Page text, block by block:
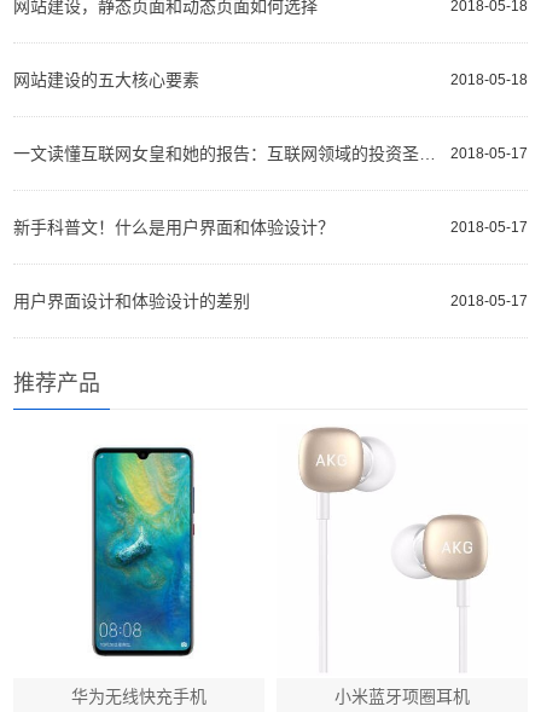
2018-05-18
网站建设，静态页面和动态页面如何选择
2018-05-18
网站建设的五大核心要素
2018-05-17
2018-05-17
新手科普文！什么是用户界面和体验设计？
2018-05-17
用户界面设计和体验设计的差别
推荐产品
华为无线快充手机 小米蓝牙项圈耳机